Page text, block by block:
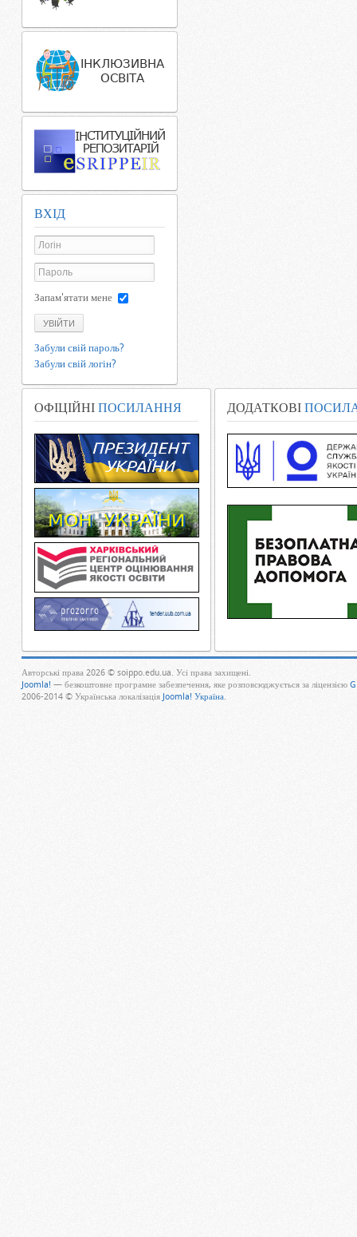
ВХІД
Запам'ятати мене
УВІЙТИ
Забули свій пароль?
Забули свій логін?
ОФІЦІЙНІ ПОСИЛАННЯ ДОДАТКОВІ
Авторські права 2026 © soippo.edu.ua. Усі права захищені.
Joomla! — безкоштовне програмне забезпечення, яке розповсюджується за ліцензією
2006-2014 © Українська локалізація Joomla! Україна.